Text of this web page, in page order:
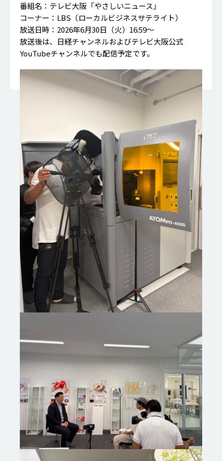
番組名：テレビ大阪「やさしいニュース」
コーナー：LBS（ローカルビジネスサテライト）
放送日時：2026年6月30日（火）16:59～
放送後は、日経チャンネルおよびテレビ大阪公式
YouTubeチャンネルでも配信予定です。